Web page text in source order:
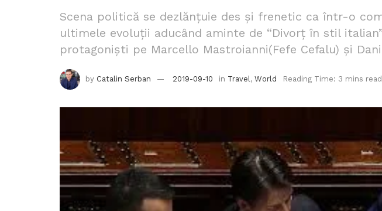
Scena politică se dezlănțuie des și frenetic ca într-o
ultimele evoluții aducând aminte de “Divorț în stil
protagoniști pe Marcello Mastroianni(Fefe Cefalu) și
by Catalin Serban 2019-09-10 in Travel , World Reading Time: 3 mins read